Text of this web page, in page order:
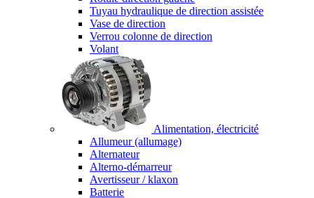
Tuyau hydraulique de direction assistée
Vase de direction
Verrou colonne de direction
Volant
Alimentation, électricité
Allumeur (allumage)
Alternateur
Alterno-démarreur
Avertisseur / klaxon
Batterie